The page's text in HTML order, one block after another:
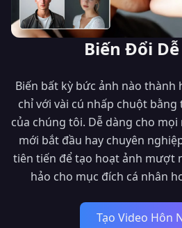
Biến Đổi
Biến bất kỳ bức ảnh nào
chỉ với vài cú nhấp chuột
của chúng tôi. Dễ dàng cho
mới bắt đầu hay chuyên
tiên tiến để tạo hoạt ảnh mượt
hảo cho mục đích cá nhân
Tạo Video Hôn